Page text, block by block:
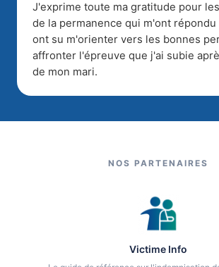
J'exprime toute ma gratitude pour
de la permanence qui m'ont
ont su m'orienter vers les bonnes
affronter l'épreuve que j'ai subie
de mon mari.
NOS PARTENAIRES
Victime Info